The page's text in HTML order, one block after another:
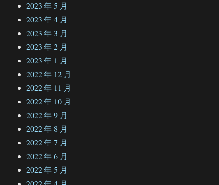
2023 年 5 月
2023 年 4 月
2023 年 3 月
2023 年 2 月
2023 年 1 月
2022 年 12 月
2022 年 11 月
2022 年 10 月
2022 年 9 月
2022 年 8 月
2022 年 7 月
2022 年 6 月
2022 年 5 月